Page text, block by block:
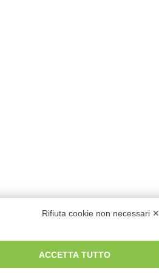
Rifiuta cookie non necessari ✕
ACCETTA TUTTO